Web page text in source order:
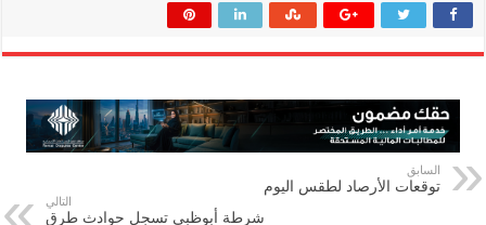
السابق
توقعات الأرصاد لطقس اليوم
التالي
شرطة أبوظبي تسجل حوادث طرق